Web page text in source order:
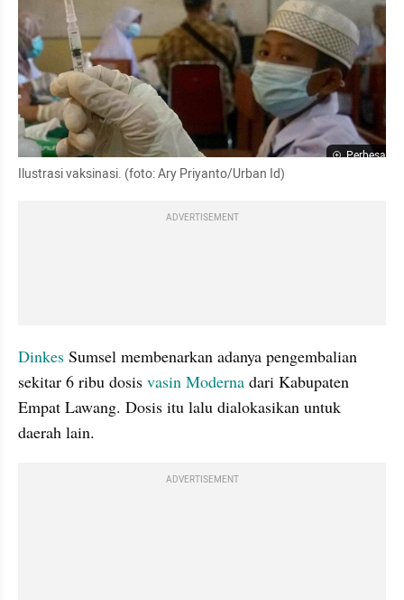
Perbesar
Ilustrasi vaksinasi. (foto: Ary Priyanto/Urban Id)
ADVERTISEMENT
Dinkes Sumsel membenarkan adanya pengembalian
sekitar 6 ribu dosis vasin Moderna dari Kabupaten
Empat Lawang. Dosis itu lalu dialokasikan untuk
daerah lain.
ADVERTISEMENT